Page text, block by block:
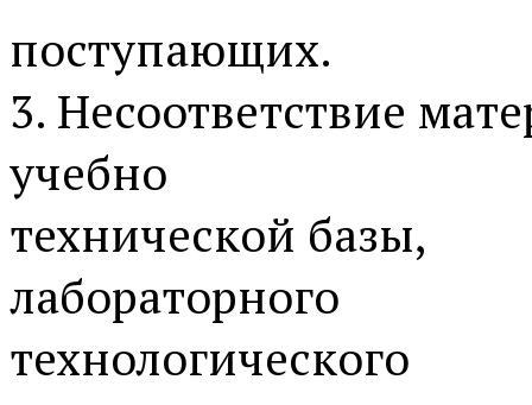
поступающих.
3. Несоответствие
учебно­
технической базы,
лабораторного
технологического